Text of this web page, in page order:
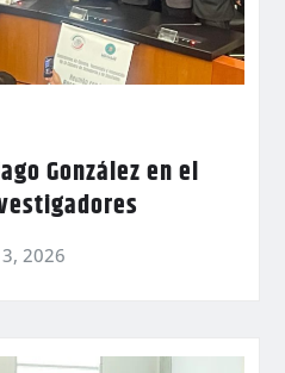
González en el
3, 2026